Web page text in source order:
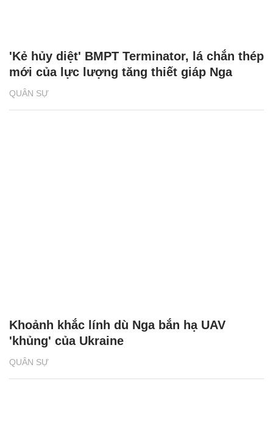
QUÂN SỰ
'Kẻ hủy diệt' BMPT Terminator, lá chắn thép
mới của lực lượng tăng thiết giáp Nga
QUÂN SỰ
Khoảnh khắc lính dù Nga bắn hạ UAV
'khủng' của Ukraine